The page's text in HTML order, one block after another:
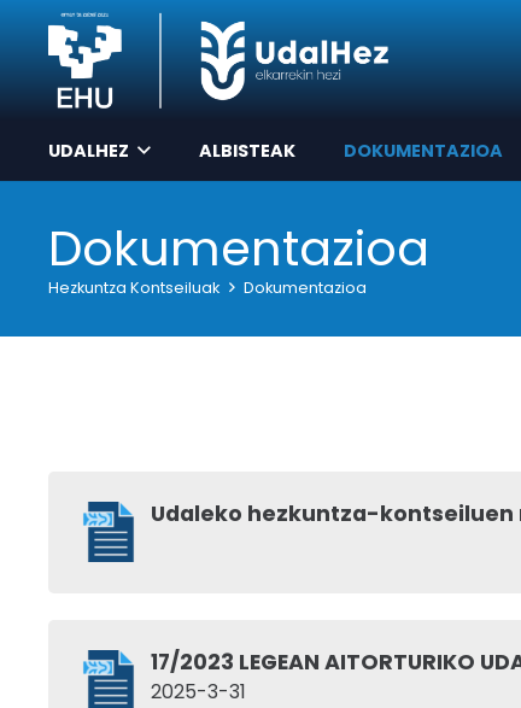
UDALHEZ ALBISTEAK DOKUMENTAZIOA
Dokumentazioa
Hezkuntza Kontseiluak Dokumentazioa
Udaleko hezkuntza-kontseiluen
17/2023 LEGEAN AITORTURIKO
2025-3-31